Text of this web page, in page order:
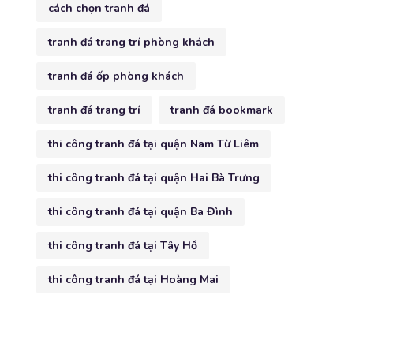
cách chọn tranh đá
tranh đá trang trí phòng khách
tranh đá ốp phòng khách
tranh đá trang trí tranh đá bookmark
thi công tranh đá tại quận Nam Từ Liêm
thi công tranh đá tại quận Hai Bà Trưng
thi công tranh đá tại quận Ba Đình
thi công tranh đá tại Tây Hồ
thi công tranh đá tại Hoàng Mai